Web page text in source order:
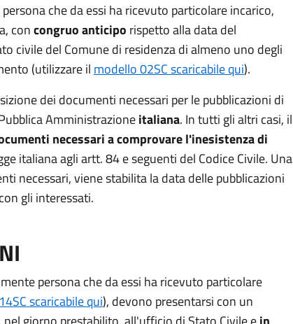
che da essi ha ricevuto particolare incarico,
concongruo anticipo rispetto alla data del
civile del Comune di residenza di almeno uno degli
(utilizzare il modello 02SC scaricabile qui).
dei documenti necessari per le pubblicazioni di
Amministrazioneitaliana. In tutti gli altri casi, il
necessari a comprovare l'inesistenza di
italiana agli artt. 84 e seguenti del Codice Civile. Una
necessari, viene stabilita la data delle pubblicazioni
gli interessati.
persona che da essi ha ricevuto particolare
scaricabile qui), devono presentarsi con un